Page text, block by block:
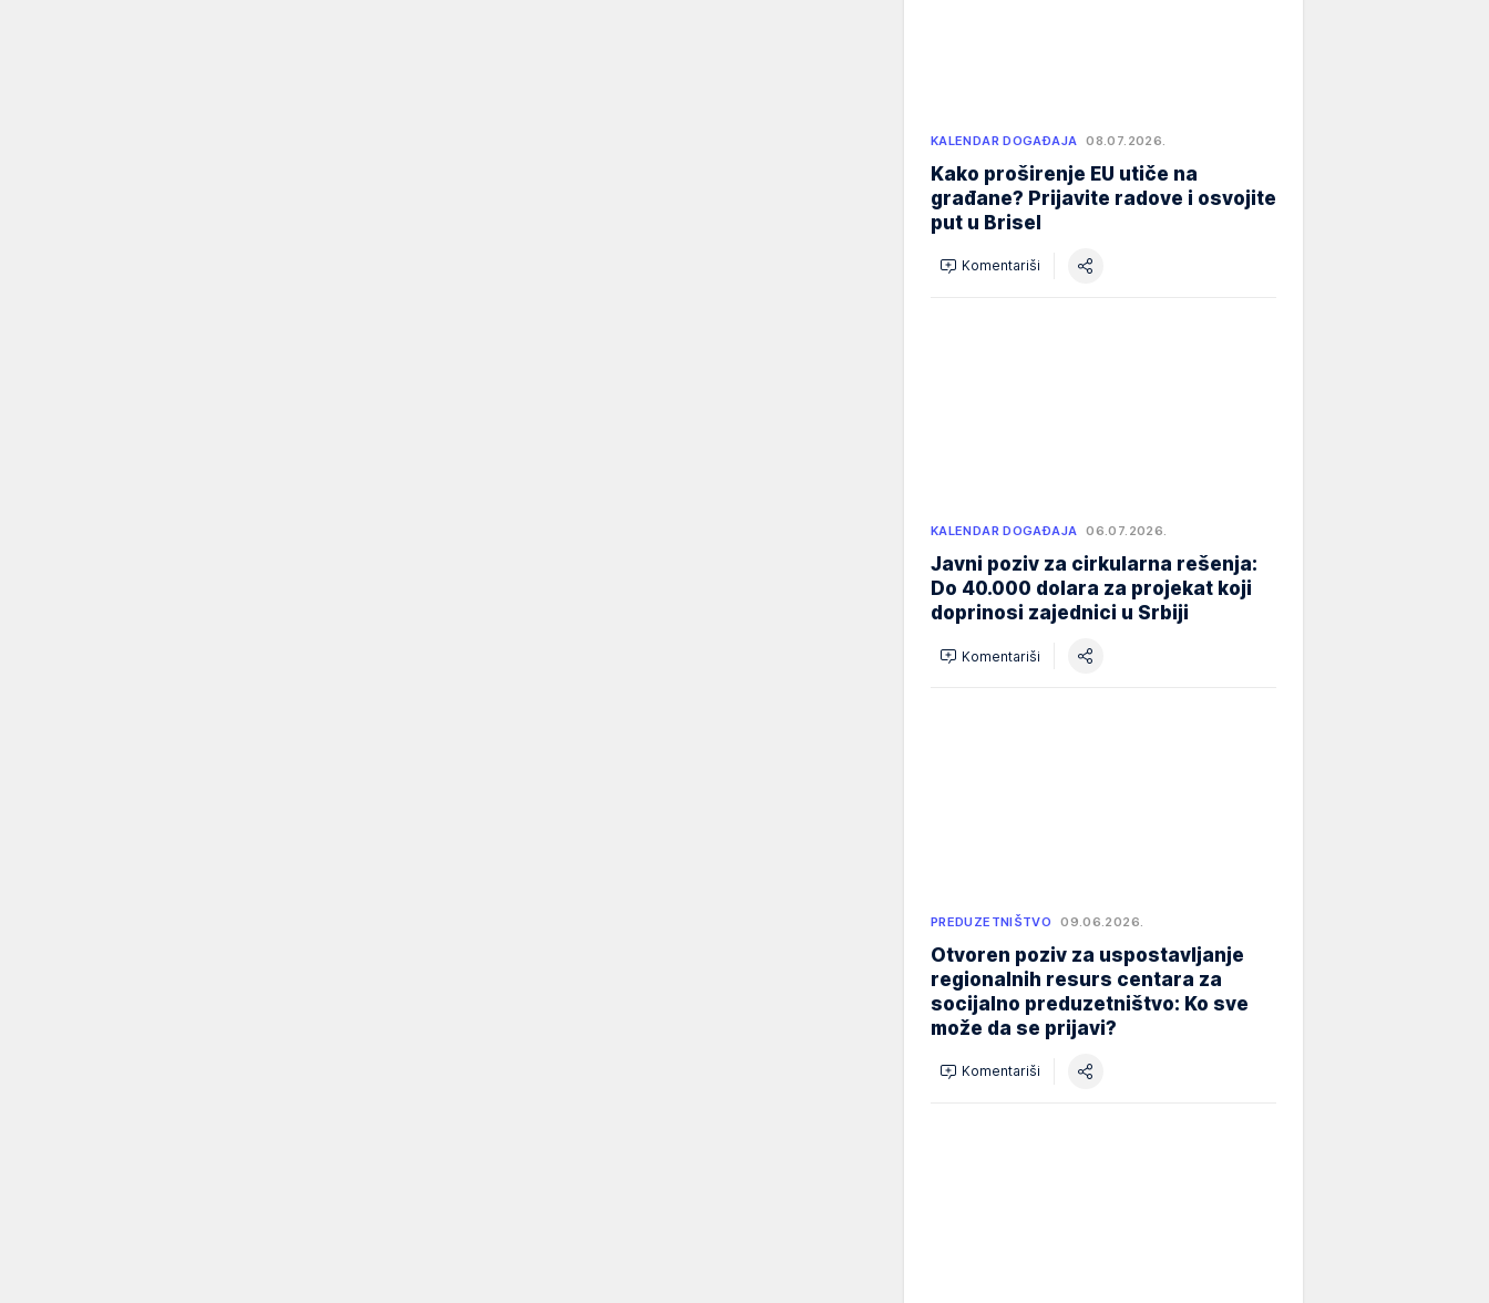
KALENDAR DOGAĐAJA 08.07.2026.
Kako proširenje EU utiče na
građane? Prijavite radove i osvojite
put u Brisel
Komentariši
KALENDAR DOGAĐAJA 06.07.2026.
Javni poziv za cirkularna rešenja:
Do 40.000 dolara za projekat koji
doprinosi zajednici u Srbiji
Komentariši
PREDUZETNIŠTVO 09.06.2026.
Otvoren poziv za uspostavljanje
regionalnih resurs centara za
socijalno preduzetništvo: Ko sve
može da se prijavi?
Komentariši